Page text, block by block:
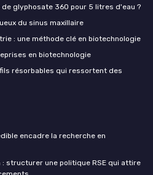
glyphosate 360 pour 5 litres d'eau ?
du sinus maxillaire
: une méthode clé en biotechnologie
en biotechnologie
résorbables qui ressortent des
encadre la recherche en
structurer une politique RSE qui attire